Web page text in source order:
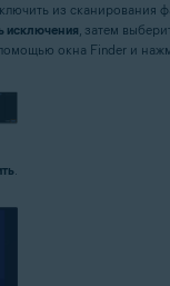
из сканирования
исключения, затем
окна Finder и